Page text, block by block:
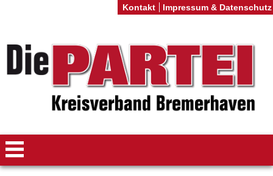
Kontakt Impressum & Datenschutz